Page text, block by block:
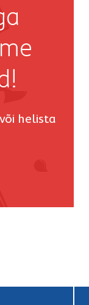
või helista